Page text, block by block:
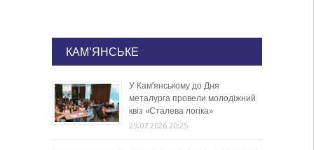
КАМ'ЯНСЬКЕ
У Кам’янському до Дня
металурга провели молодіжний
квіз «Сталева логіка»
29.07.2026 20:25